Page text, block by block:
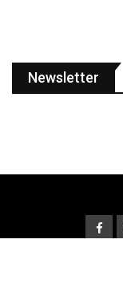
Newsletter